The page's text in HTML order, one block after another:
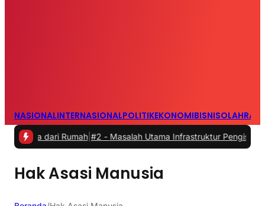
NASIONALINTERNASIONALPOLITIKEKONOMIBISNIS
dari Rumah|#2 -Masalah Utama Infrastruktur Pengisian
Hak Asasi Manusia